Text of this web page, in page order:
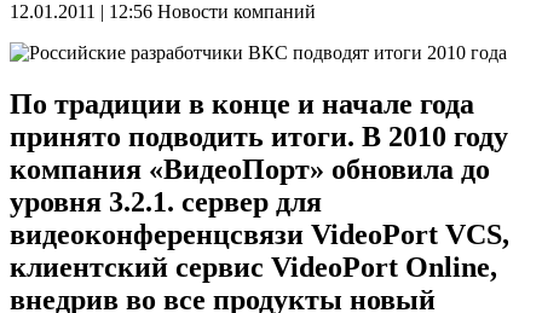
12.01.2011 | 12:56 Новости компаний
По традиции в конце и начале года
принято подводить итоги. В 2010 году
компания «ВидеоПорт» обновила до
уровня 3.2.1. сервер для
видеоконференцсвязи VideoPort VCS,
клиентский сервис VideoPort Online,
внедрив во все продукты новый